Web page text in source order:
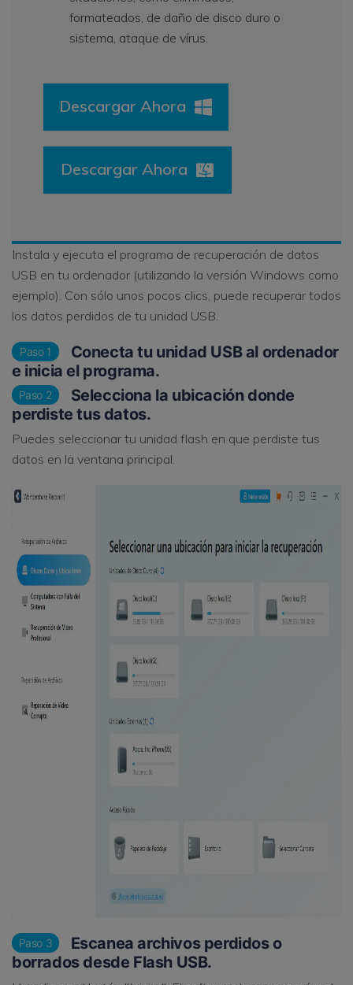
formateados, de daño de disco duro o
sistema, ataque de vírus.
Descargar Ahora
Descargar Ahora
Instala y ejecuta el programa de recuperación de datos
USB en tu ordenador (utilizando la versión Windows como
ejemplo). Con sólo unos pocos clics, puede recuperar todos
los datos perdidos de tu unidad USB.
Paso 1
Conecta tu unidad USB al ordenador
e inicia el programa.
Paso 2
Selecciona la ubicación donde
perdiste tus datos.
Puedes seleccionar tu unidad flash en que perdiste tus
datos en la ventana principal.
Paso 3
Escanea archivos perdidos o
borrados desde Flash USB.